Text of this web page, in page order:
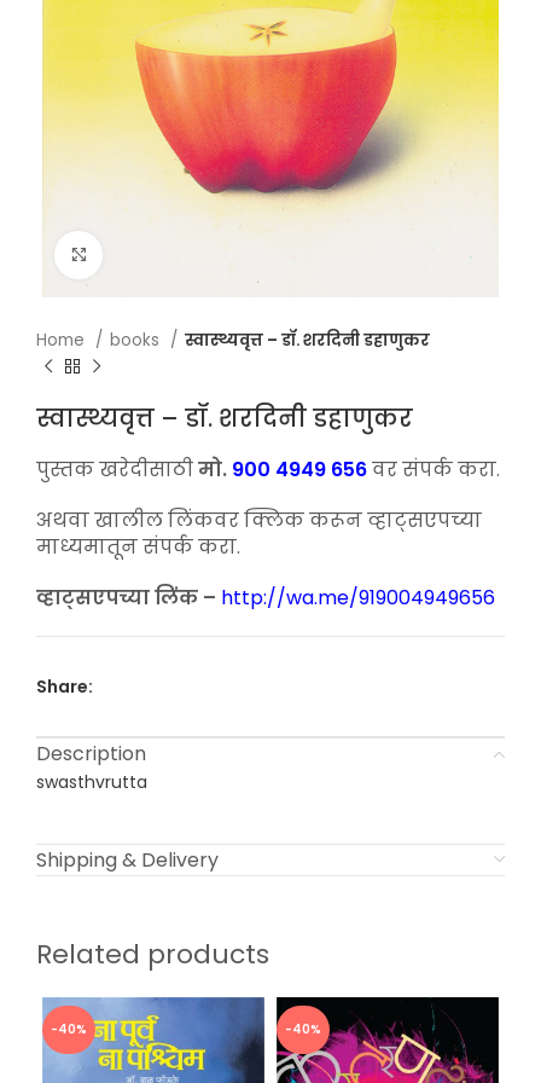
Home books स्वास्थ्यवृत्त – डॉ. शरदिनी डहाणुकर
स्वास्थ्यवृत्त – डॉ. शरदिनी डहाणुकर
पुस्तक खरेदीसाठीमो. 900 4949 656वर संपर्क करा.
अथवा खालील लिंकवर क्लिक करून व्हाट्सएपच्या
माध्यमातून संपर्क करा.
व्हाट्सएपच्या लिंक – http://wa.me/919004949656
Share:
Description
swasthvrutta
Shipping & Delivery
Related products
-40% -40%